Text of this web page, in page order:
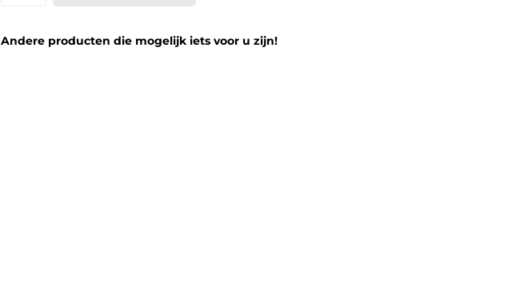
Andere producten die mogelijk iets voor u zijn!